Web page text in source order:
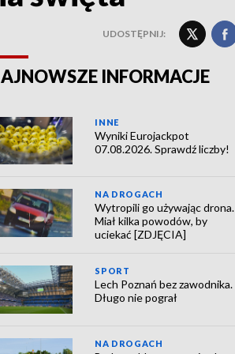
UDOSTĘPNIJ:
INFORMACJE
INNE
Wyniki Eurojackpot
07.08.2026. Sprawdź liczby!
NA DROGACH
Wytropili go używając drona.
Miał kilka powodów, by
uciekać [ZDJĘCIA]
SPORT
Lech Poznań bez zawodnika.
Długo nie pograł
NA DROGACH